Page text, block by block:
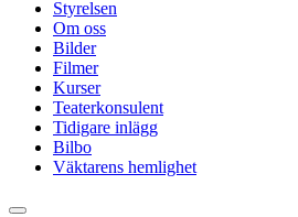
Styrelsen
Om oss
Bilder
Filmer
Kurser
Teaterkonsulent
Tidigare inlägg
Bilbo
Väktarens hemlighet